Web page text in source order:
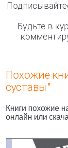
Будьте в
Похожие
суставы"
Книги похожие
онлайн или